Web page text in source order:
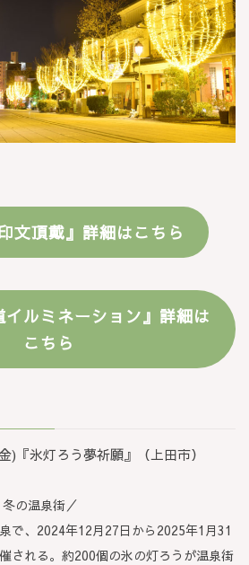
文頂戴』詳細はこちら
ルミネーション』詳細は
こちら
『氷灯ろう夢祈願』（上田市）
の温泉街／
で、2024年12月27日から2025年1月31
される。約200個の氷の灯ろうが温泉街